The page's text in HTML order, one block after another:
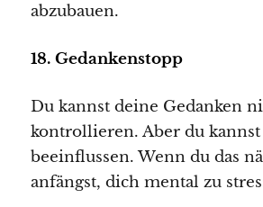
abzubauen.
18. Gedankenstopp
Du kannst deine Gedanken
kontrollieren. Aber du kannst
beeinflussen. Wenn du das
anfängst, dich mental zu